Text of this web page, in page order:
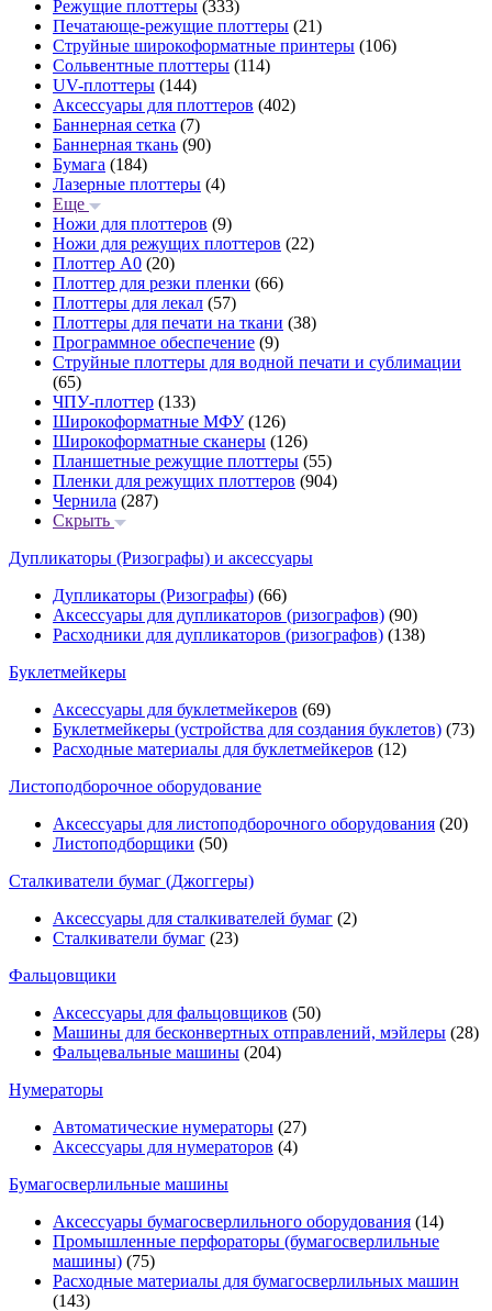
Режущие плоттеры (333)
Печатающе-режущие плоттеры (21)
Струйные широкоформатные принтеры (106)
Сольвентные плоттеры (114)
UV-плоттеры (144)
Аксессуары для плоттеров (402)
Баннерная сетка (7)
Баннерная ткань (90)
Бумага (184)
Лазерные плоттеры (4)
Еще
Ножи для плоттеров (9)
Ножи для режущих плоттеров (22)
Плоттер А0 (20)
Плоттер для резки пленки (66)
Плоттеры для лекал (57)
Плоттеры для печати на ткани (38)
Программное обеспечение (9)
Струйные плоттеры для водной печати и сублимации
(65)
ЧПУ-плоттер (133)
Широкоформатные МФУ(126)
Широкоформатные сканеры (126)
Планшетные режущие плоттеры (55)
Пленки для режущих плоттеров (904)
Чернила (287)
Скрыть
Дупликаторы (Ризографы) и аксессуары
Дупликаторы (Ризографы) (66)
Аксессуары для дупликаторов (ризографов) (90)
Расходники для дупликаторов (ризографов) (138)
Буклетмейкеры
Аксессуары для буклетмейкеров (69)
Буклетмейкеры (устройства для создания буклетов) (73)
Расходные материалы для буклетмейкеров (12)
Листоподборочное оборудование
Аксессуары для листоподборочного оборудования (20)
Листоподборщики (50)
Сталкиватели бумаг (Джоггеры)
Аксессуары для сталкивателей бумаг (2)
Сталкиватели бумаг (23)
Фальцовщики
Аксессуары для фальцовщиков (50)
Машины для бесконвертных отправлений, мэйлеры (28)
Фальцевальные машины (204)
Нумераторы
Автоматические нумераторы (27)
Аксессуары для нумераторов (4)
Бумагосверлильные машины
Аксессуары бумагосверлильного оборудования (14)
Промышленные перфораторы (бумагосверлильные
машины) (75)
Расходные материалы для бумагосверлильных машин
(143)